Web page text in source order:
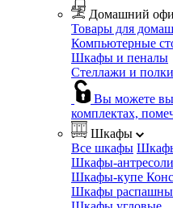
Домашний
Товары для
Компьютерные
Шкафы и пеналы
Стеллажи и полки
Вы можете
комплектах,
Шкафы
Все шкафы
Шкафы-антресоли
Шкафы-купе
Шкафы